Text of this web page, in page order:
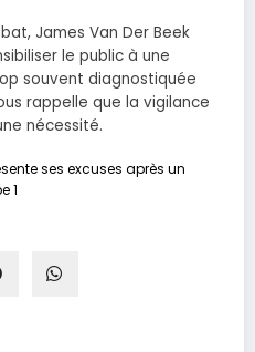
James Van Der Beek
le public à une
souvent diagnostiquée
rappelle que la vigilance
nécessité.
ses excuses après un
1